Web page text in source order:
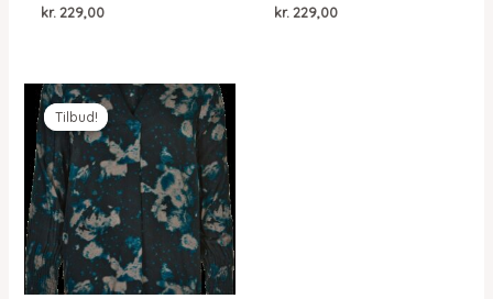
kr.229,00 kr.229,00
Tilbud!
Tilbud!